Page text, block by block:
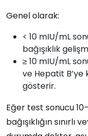
Genel olarak:
< 10 mIU/mL
bağışıklık
≥ 10 mIU/mL
ve Hepatit B’ye
gösterir.
Eğer test sonucu
bağışıklığın